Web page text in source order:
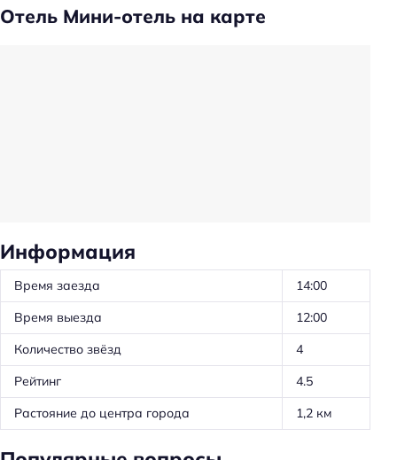
Утюг
Парковка
Парковка
Главное
Wi-fi
Парковка
Отель Мини-отель на карте
Информация
Время заезда
14:00
Время выезда
12:00
Количество звёзд
4
Рейтинг
4.5
Растояние до центра города
1,2 км